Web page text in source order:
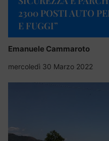
2300 POSTI AUTO
E FUGGI”
Emanuele Cammaroto
mercoledì 30 Marzo 2022